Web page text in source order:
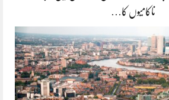
ناکامیوں کا…